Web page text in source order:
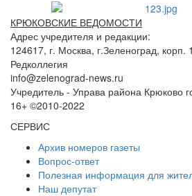
КРЮКОВСКИЕ ВЕДОМОСТИ
Адрес учредителя и редакции:
124617, г. Москва, г.Зеленоград, корп.
Редколлегия
info@zelenograd-news.ru
Учредитель - Управа района Крюково
16+ ©2010-2022
СЕРВИС
Архив номеров газеты
Вопрос-ответ
Полезная информация для
Наш депутат